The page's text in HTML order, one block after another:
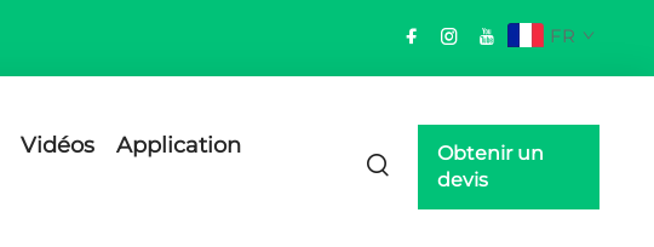
FR
Vidéos
Application
Obtenir un
devis